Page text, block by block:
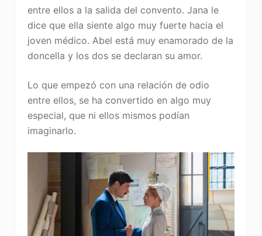
entre ellos a la salida del convento. Jana le
dice que ella siente algo muy fuerte hacia el
joven médico. Abel está muy enamorado de la
doncella y los dos se declaran su amor.
Lo que empezó con una relación de odio
entre ellos, se ha convertido en algo muy
especial, que ni ellos mismos podían
imaginarlo.